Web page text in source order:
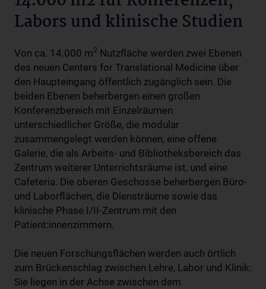
Labors und klinische Studien
Von ca. 14.000 m2 Nutzfläche werden zwei Ebenen
des neuen Centers for Translational Medicine über
den Haupteingang öffentlich zugänglich sein. Die
beiden Ebenen beherbergen einen großen
Konferenzbereich mit Einzelräumen
unterschiedlicher Größe, die modular
zusammengelegt werden können, eine offene
Galerie, die als Arbeits- und Bibliotheksbereich das
Zentrum weiterer Unterrichtsräume ist, und eine
Cafeteria. Die oberen Geschosse beherbergen Büro-
und Laborflächen, die Diensträume sowie das
klinische Phase I/II-Zentrum mit den
Patient:innenzimmern.
Die neuen Forschungsflächen werden auch örtlich
zum Brückenschlag zwischen Lehre, Labor und Klinik:
Sie liegen in der Achse zwischen dem